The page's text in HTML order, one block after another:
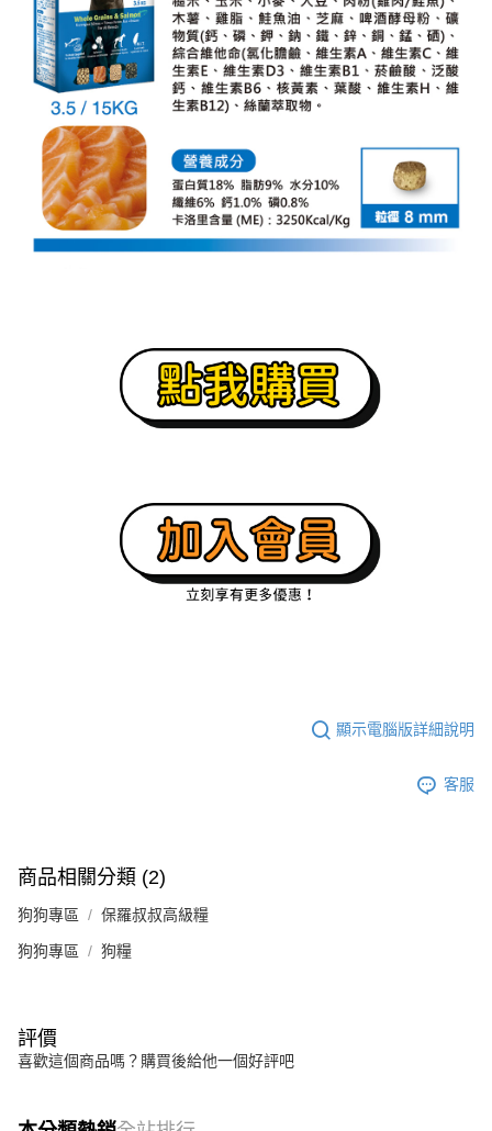
顯示電腦版詳細說明
客服
商品相關分類 (2)
狗狗專區 保羅叔叔高級糧
狗狗專區 狗糧
評價
喜歡這個商品嗎？購買後給他一個好評吧